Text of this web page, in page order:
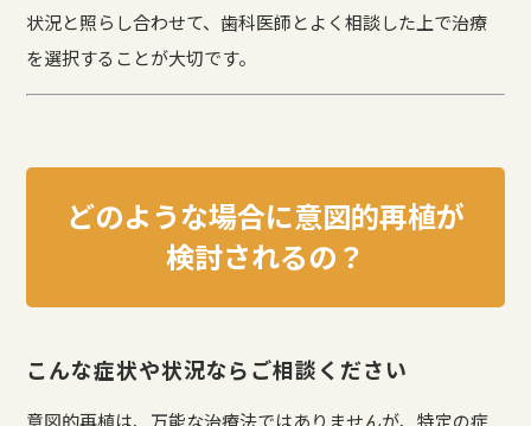
状況と照らし合わせて、歯科医師とよく相談した上で治療
を選択することが大切です。
どのような場合に意図的再植が
検討されるの？
こんな症状や状況ならご相談ください
意図的再植は、万能な治療法ではありませんが、特定の症